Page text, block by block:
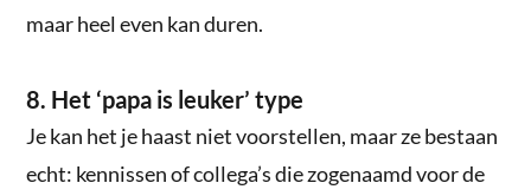
maar heel even kan duren.
8. Het ‘papa is leuker’ type
Je kan het je haast niet voorstellen, maar ze bestaan
echt: kennissen of collega’s die zogenaamd voor de